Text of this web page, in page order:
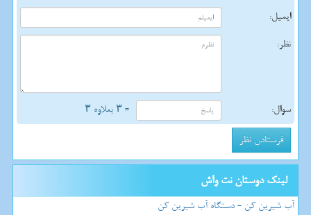
ایمیل:
نظر:
سوال: = ۳ بعلاوه ۳
لینک دوستان نت واش
آب شیرین کن - دستگاه آب شیرین کن